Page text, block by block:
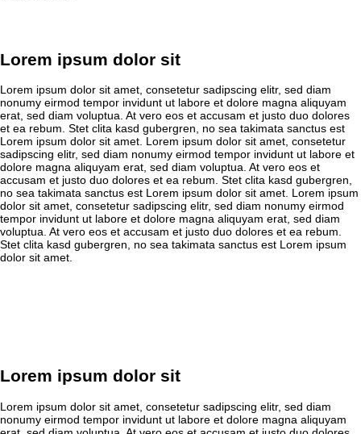
Lorem ipsum dolor sit
Lorem ipsum dolor sit amet, consetetur sadipscing elitr, sed diam
nonumy eirmod tempor invidunt ut labore et dolore magna aliquyam
erat, sed diam voluptua. At vero eos et accusam et justo duo dolores
et ea rebum. Stet clita kasd gubergren, no sea takimata sanctus est
Lorem ipsum dolor sit amet. Lorem ipsum dolor sit amet, consetetur
sadipscing elitr, sed diam nonumy eirmod tempor invidunt ut labore et
dolore magna aliquyam erat, sed diam voluptua. At vero eos et
accusam et justo duo dolores et ea rebum. Stet clita kasd gubergren,
no sea takimata sanctus est Lorem ipsum dolor sit amet. Lorem ipsum
dolor sit amet, consetetur sadipscing elitr, sed diam nonumy eirmod
tempor invidunt ut labore et dolore magna aliquyam erat, sed diam
voluptua. At vero eos et accusam et justo duo dolores et ea rebum.
Stet clita kasd gubergren, no sea takimata sanctus est Lorem ipsum
dolor sit amet.
Lorem ipsum dolor sit
Lorem ipsum dolor sit amet, consetetur sadipscing elitr, sed diam
nonumy eirmod tempor invidunt ut labore et dolore magna aliquyam